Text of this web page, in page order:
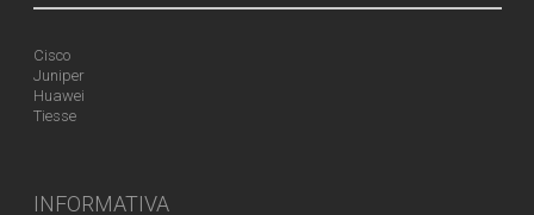
Cisco
Juniper
Huawei
Tiesse
INFORMATIVA